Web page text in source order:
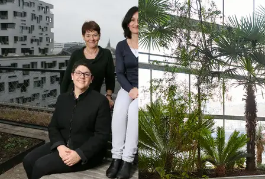
12. November 2019
Vom Heimatschutz
Basel prämiert
Vom Heimatschutz Basel
prämiert: Unsere
Neubauten Erlenmatt-Ost
18. Juni 2019
Der Zwei-Milliarden-
Mann
Der Zwei-Milliarden-Mann